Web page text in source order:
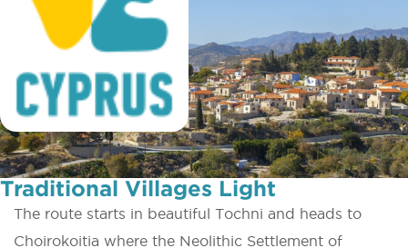
Traditional Villages Light
The route starts in beautiful Tochni and heads to
Choirokoitia where the Neolithic Settlement of